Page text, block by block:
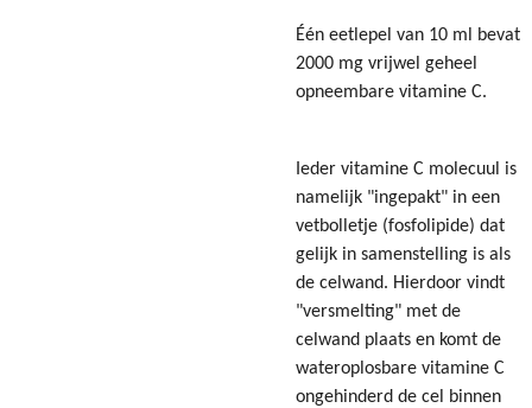
Één eetlepel van 10 ml bevat
2000 mg vrijwel geheel
opneembare vitamine C.
Ieder vitamine C molecuul is
namelijk "ingepakt" in een
vetbolletje (fosfolipide) dat
gelijk in samenstelling is als
de celwand. Hierdoor vindt
"versmelting" met de
celwand plaats en komt de
wateroplosbare vitamine C
ongehinderd de cel binnen